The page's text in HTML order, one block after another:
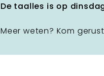
De taalles is op
Meer weten? Kom